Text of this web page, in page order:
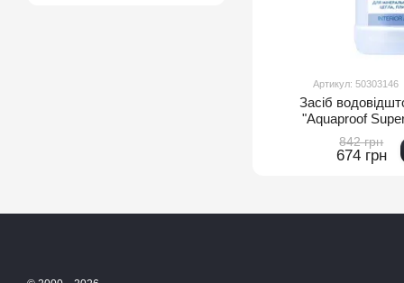
Артикул: 50303146
Засіб
"Aquaproof
842 грн
674 грн